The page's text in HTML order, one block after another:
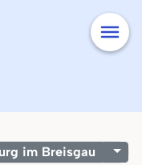
im Breisgau